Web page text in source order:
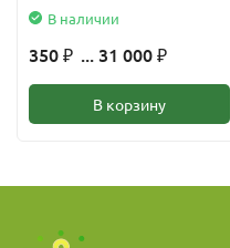
В наличии
350 ₽ ... 31 000 ₽
В корзину